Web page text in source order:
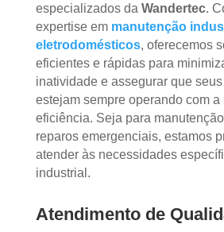
especializados da Wandertec.
expertise em manutenção
eletrodomésticos, oferecemos
eficientes e rápidas para
inatividade e assegurar que
estejam sempre operando com a
eficiência. Seja para
reparos emergenciais, estamos
atender às necessidades
industrial.
Atendimento de